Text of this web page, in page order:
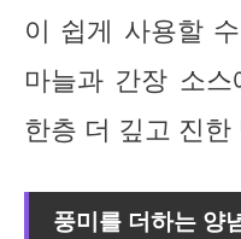
이 쉽게 사용할
마늘과 간장 소
한층 더 깊고 진
풍미를 더하는 양